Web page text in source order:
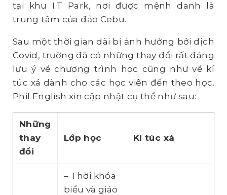
tại khu I.T Park, nơi được mệnh danh là
trung tâm của đảo Cebu.
Sau một thời gian dài bị ảnh hưởng bởi dịch
Covid, trường đã có những thay đổi rất đáng
lưu ý về chương trình học cũng như về kí
túc xá dành cho các học viên đến theo học.
Phil English xin cập nhật cụ thể như sau:
Những
thay
đổi
Lớp học Kí túc xá
– Thời khóa
biểu và giáo